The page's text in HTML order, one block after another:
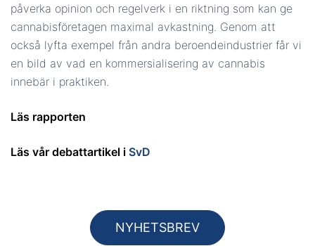
påverka opinion och regelverk i en riktning som kan ge
cannabisföretagen maximal avkastning. Genom att
också lyfta exempel från andra beroendeindustrier får vi
en bild av vad en kommersialisering av cannabis
innebär i praktiken.
Läs rapporten
Läs vår debattartikel i SvD
NYHETSBREV